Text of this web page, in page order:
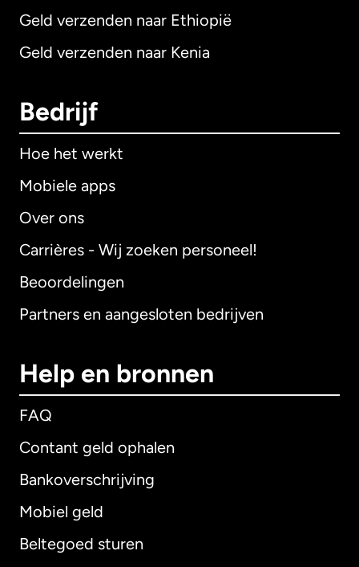
Geld verzenden naar Ethiopië
Geld verzenden naar Kenia
Bedrijf
Hoe het werkt
Mobiele apps
Over ons
Carrières - Wij zoeken personeel!
Beoordelingen
Partners en aangesloten bedrijven
Help en bronnen
FAQ
Contant geld ophalen
Bankoverschrijving
Mobiel geld
Beltegoed sturen